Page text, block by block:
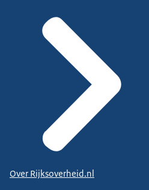
Over Rijksoverheid.nl